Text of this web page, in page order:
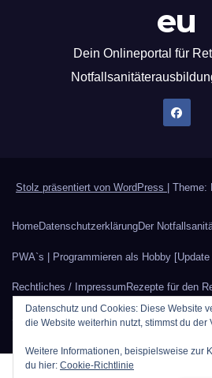
eu
Dein Onlineportal für
Stolz präsentiert von WordPress Theme:
HomeDatenschutzerklärungDer
PWA`s | Programmieren als Hobby [Update
Rechtliches / Impressum Rezepte für den
SauerstoffberechnungWerbung auf
Datenschutz und Cookies: Diese Website
die Website weiterhin nutzt, stimmst du
Weitere Informationen, beispielsweise zur
du hier: Cookie-Richtlinie